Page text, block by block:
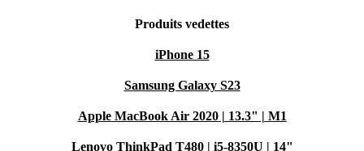
Produits vedettes
iPhone 15
Samsung Galaxy S23
Apple MacBook Air 2020 | 13.3" | M1
Lenovo ThinkPad T480 | i5-8350U | 14"